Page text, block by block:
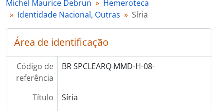
Michel Maurice Debrun
Hemeroteca
Identidade Nacional, Outras
Síria
Área de identificação
Código de
referência
BR SPCLEARQ MMD-H-08-
Título
Síria